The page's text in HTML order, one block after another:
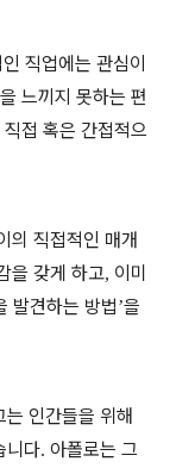
직업에는 관심이
느끼지 못하는 편
직접 혹은 간접적으
의 직접적인 매개
을 갖게 하고, 이미
발견하는 방법’을
는 인간들을 위해
니다. 아폴로는 그